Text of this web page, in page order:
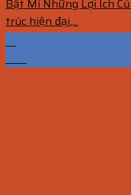
Bật Mí Những Lợi Ích
trúc hiện đại,...
13
Th7